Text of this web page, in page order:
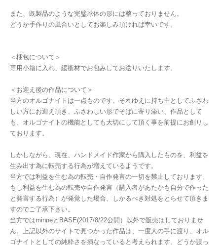
また、既製品のような完璧球体の形には整っておりません。
どうか手作りの風合いとしてお楽しみ頂ければ幸いです。
＜梱包について＞
専用小箱に入れ、緩衝材でお包みしてお送りいたします。
＜お迎え後の作品について＞
当方のオルゴナイトは一点ものです。それゆえに持ち主としてふさわ
しい方にお迎え頂き、ふさわしい形でそばに寄り添い、作品として
も、オルゴナイトの機能としても大切にして頂く事を前提にお創りし
ております。
しかしながら、現在、ハンドメイド作家から購入したものを、利益を
生み出す為に転売する行為が増えているようです。
当方では利益を生む為の転売・自作発言の一切を禁止しております。
もし利益を生む為の転売や自作発言（購入者があたかも自分で作った
と発言する行為）が発覚した場合、しかるべき対処をとらせて頂きま
すのでご了承下さい。
当方ではminneとBASE(2017/8/22公開）以外で販売はしておりませ
ん。上記以外のサイトで見つかった作品は、一度人の手に渡り、オル
ゴナイトとしての純粋さを損なっていると考えられます。どうか誤っ